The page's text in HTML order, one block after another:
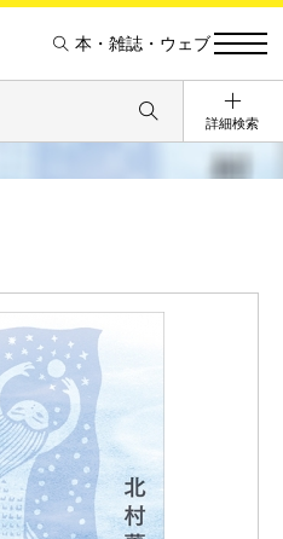
本・雑誌・ウェブ
詳細検索